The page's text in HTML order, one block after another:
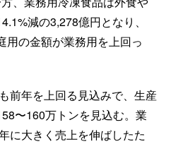
減の3,278億円となり、
用の金額が業務用を上回っ
前年を上回る見込みで、生産
〜160万トンを見込む。業
に大きく売上を伸ばしたた